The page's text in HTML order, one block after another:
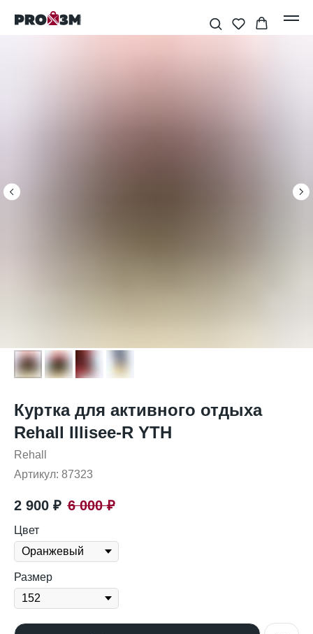
Куртка для активного отдыха
Rehall Illisee-R YTH
Rehall
Артикул: 87323
2 900 ₽ 6 000 ₽
Цвет
Размер